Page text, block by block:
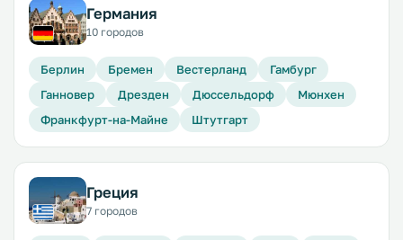
Германия
10 городов
Берлин Бремен Вестерланд
Гамбург
Ганновер
Дрезден Дюссельдорф
Мюнхен
Франкфурт-на-Майне
Штутгарт
Греция
7 городов